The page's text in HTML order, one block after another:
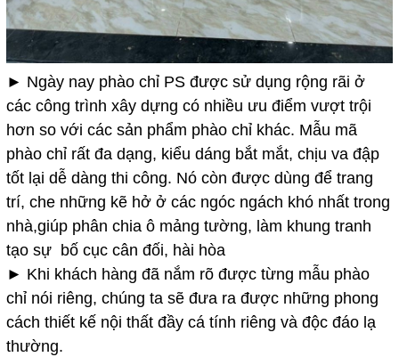
► Ngày nay phào chỉ PS được sử dụng rộng rãi ở
các công trình xây dựng có nhiều ưu điểm vượt trội
hơn so với các sản phẩm phào chỉ khác. Mẫu mã
phào chỉ rất đa dạng, kiểu dáng bắt mắt, chịu va đập
tốt lại dễ dàng thi công. Nó còn được dùng để trang
trí, che những kẽ hở ở các ngóc ngách khó nhất trong
nhà,giúp phân chia ô mảng tường, làm khung tranh
tạo sự bố cục cân đối, hài hòa
► Khi khách hàng đã nắm rõ được từng mẫu phào
chỉ nói riêng, chúng ta sẽ đưa ra được những phong
cách thiết kế nội thất đầy cá tính riêng và độc đáo lạ
thường.